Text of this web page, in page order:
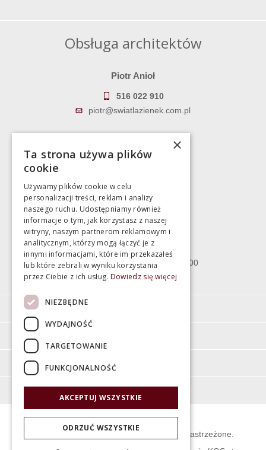
Obsługa architektów
Piotr Anioł
516 022 910
piotr@swiatlazienek.com.pl
783 043 083
Magazyn
Bartycka 24/26 Hala 100
00-716 Warszawa
poniedziałek - piątek 10:00 - 18:00
sobota 10:00 - 15:00
Moje konto
O firmie
© Świat Łazienek XXI w. Wszelkie prawa zastrzeżone.
×
Ta strona używa plików
cookie
Używamy plików cookie w celu
personalizacji treści, reklam i analizy
naszego ruchu. Udostępniamy również
informacje o tym, jak korzystasz z naszej
witryny, naszym partnerom reklamowym i
analitycznym, którzy mogą łączyć je z
innymi informacjami, które im przekazałeś
lub które zebrali w wyniku korzystania
przez Ciebie z ich usług. Dowiedz się więcej
NIEZBĘDNE
WYDAJNOŚĆ
TARGETOWANIE
FUNKCJONALNOŚĆ
AKCEPTUJ WSZYSTKIE
ODRZUĆ WSZYSTKIE